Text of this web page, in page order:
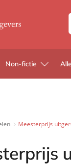
Non-fictie
Meesterprijs